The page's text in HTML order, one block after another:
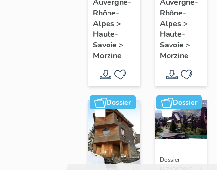
dit Pont-
Vieux de
Morzine
Auvergne-
Rhône-
Alpes>
Haute-
Savoie >
Morzine
Auvergne-
Rhône-
Alpes>
Haute-
Savoie >
Morzine
Dossier Dossier
Dossier